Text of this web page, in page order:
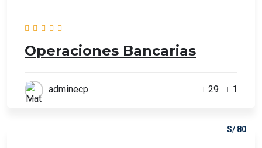
Operaciones Bancarias
adminecp 29 1
S/ 80